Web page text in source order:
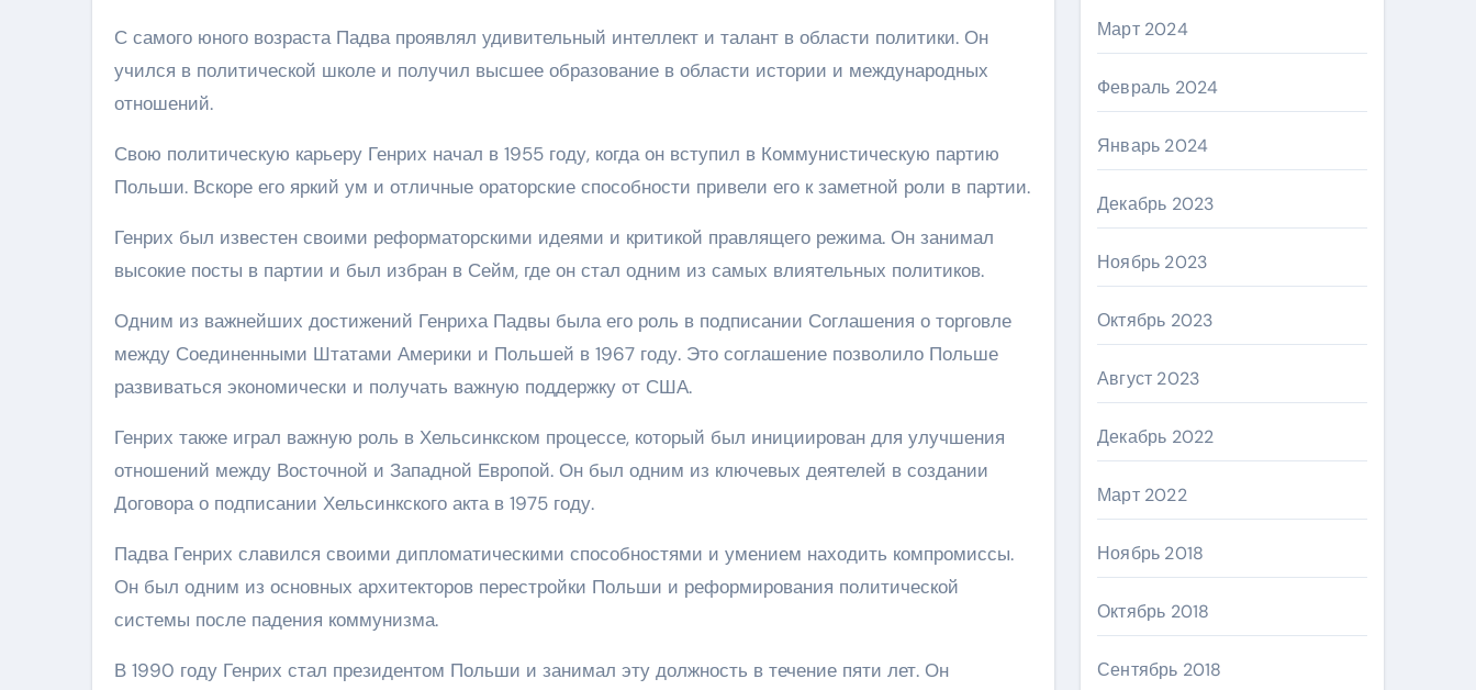
С самого юного возраста Падва проявлял удивительный интеллект и талант в области политики. Он
учился в политической школе и получил высшее образование в области истории и международных
отношений.
Свою политическую карьеру Генрих начал в 1955 году, когда он вступил в Коммунистическую партию
Польши. Вскоре его яркий ум и отличные ораторские способности привели его к заметной роли в партии.
Генрих был известен своими реформаторскими идеями и критикой правлящего режима. Он занимал
высокие посты в партии и был избран в Сейм, где он стал одним из самых влиятельных политиков.
Одним из важнейших достижений Генриха Падвы была его роль в подписании Соглашения о торговле
между Соединенными Штатами Америки и Польшей в 1967 году. Это соглашение позволило Польше
развиваться экономически и получать важную поддержку от США.
Генрих также играл важную роль в Хельсинкском процессе, который был инициирован для улучшения
отношений между Восточной и Западной Европой. Он был одним из ключевых деятелей в создании
Договора о подписании Хельсинкского акта в 1975 году.
Падва Генрих славился своими дипломатическими способностями и умением находить компромиссы.
Он был одним из основных архитекторов перестройки Польши и реформирования политической
системы после падения коммунизма.
В 1990 году Генрих стал президентом Польши и занимал эту должность в течение пяти лет. Он
Март 2024
Февраль 2024
Январь 2024
Декабрь 2023
Ноябрь 2023
Октябрь 2023
Август 2023
Декабрь 2022
Март 2022
Ноябрь 2018
Октябрь 2018
Сентябрь 2018